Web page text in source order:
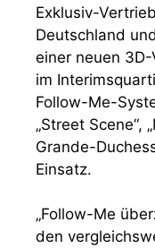
Exklusiv-
Deutschland
einer neuen
im
Follow-Me-
„Street Scene“,
Grande-
Einsatz.
„Follow-Me
den